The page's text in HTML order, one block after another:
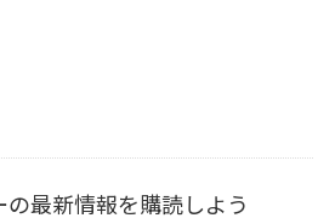
最新情報を購読しよう